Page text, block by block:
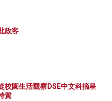
政客
校園生活觀察DSE中文科摘星
質